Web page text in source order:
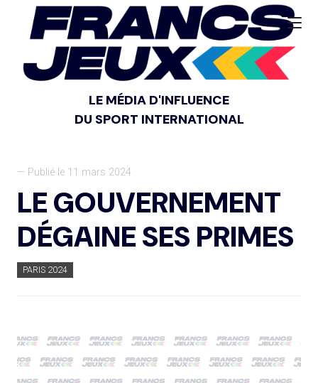
LE MÉDIA D'INFLUENCE
DU SPORT INTERNATIONAL
— Publié le 11 mars 2024
LE GOUVERNEMENT
DÉGAINE SES PRIMES
PARIS 2024